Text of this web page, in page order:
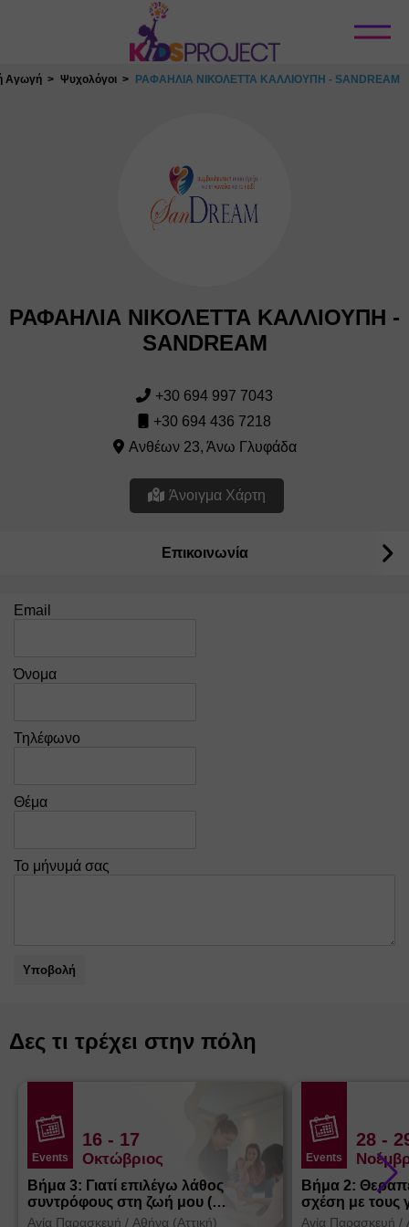
Κλείσιμο
Αγωγή Ψυχολόγοι ΡΑΦΑΗΛΙΑ ΝΙΚΟΛΕΤΤΑ ΚΑΛΛΙΟΥΠΗ - SANDREAM
ΡΑΦΑΗΛΙΑ ΝΙΚΟΛΕΤΤΑ ΚΑΛΛΙΟΥΠΗ -
SANDREAM
+30 694 997 7043
+30 694 436 7218
Ανθέων 23, Άνω Γλυφάδα
Άνοιγμα Χάρτη
Επικοινωνία
Email
Όνομα
Τηλέφωνο
Θέμα
Το μήνυμά σας
Υποβολή
Δες τι τρέχει στην πόλη
Events
16 - 17
Οκτώβριος
Βήμα 3: Γιατί επιλέγω λάθος
συντρόφους στη ζωή μου (
Θεσσαλονίκη)
Αγία Παρασκευή / Αθήνα (Αττική)
Events
28 -
Βήμα 2:
σχέση με τους
Αγία Παρασκευή /